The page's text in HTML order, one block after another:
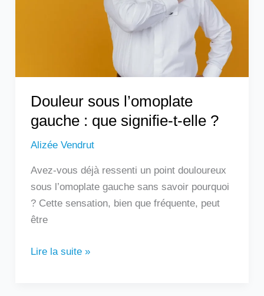
Douleur sous l’omoplate
gauche : que signifie-t-elle ?
Alizée Vendrut
Avez-vous déjà ressenti un point douloureux
sous l’omoplate gauche sans savoir pourquoi
? Cette sensation, bien que fréquente, peut
être
?
Lire la suite »